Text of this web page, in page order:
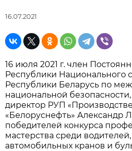
16.07.2021
16 июля 2021 г. член
Республики Национального
Республики Беларусь по
национальной
директор РУП
«Белоруснефть» Александр
победителей конкурса
мастерства среди
автомобильных кранов и